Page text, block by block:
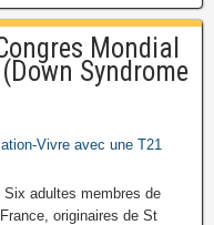
Mondial
Syndrome
Vivre avec une T21
membres de
originaires de St